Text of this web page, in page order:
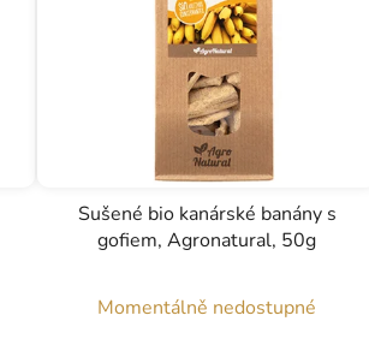
Sušené bio kanárské banány s
gofiem, Agronatural, 50g
Momentálně nedostupné